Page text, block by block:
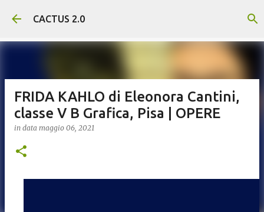
Passa ai contenuti principali
CACTUS 2.0
FRIDA KAHLO di Eleonora Cantini,
classe V B Grafica, Pisa | OPERE
in data maggio 06, 2021